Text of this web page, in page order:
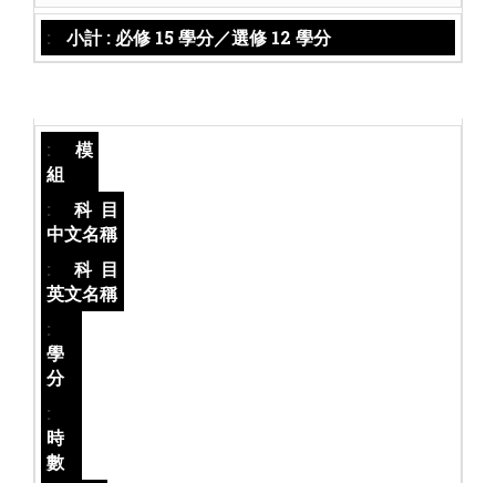
小計 : 必修 15 學分／選修 12 學分
模
組
科目
中文名稱
科目
英文名稱
學
分
時
數